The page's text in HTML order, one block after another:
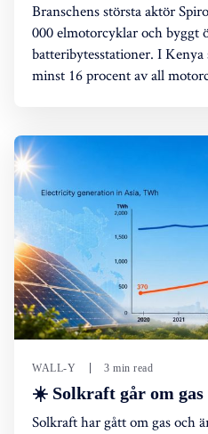
Branschens största aktör
000 elmotorcyklar och byggt
batteribytesstationer. I
minst 16 procent av all
WALL-Y 3 min read
☀️ Solkraft går om gas
Solkraft har gått om gas och